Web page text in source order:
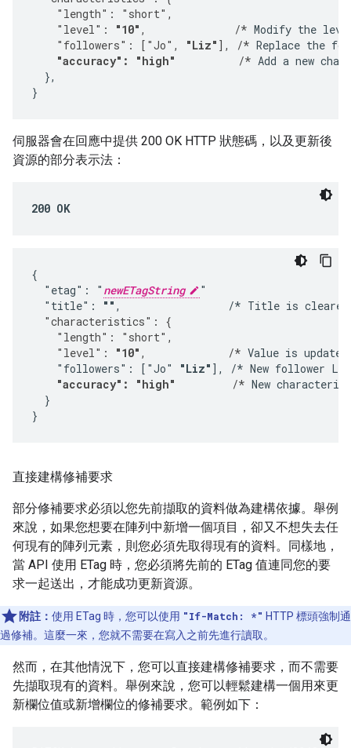
    "length": "short",
    "level":
"10" ,              /* Modify the
    "followers": ["Jo",
"Liz" ], /* Replace the
"accuracy": "high"
          /*
Add a new
  },
}
伺服器會在回應中提供 200 OK HTTP 狀態碼，以及更新後
資源的部分表示法：
200 OK
{
  "etag": "
newETagString
"
  "title":
"" ,                 /* Title is cleared;
  "characteristics": {
    "length": "short",
    "level":
"10" ,             /* Value is
    "followers": ["Jo"
"Liz" ], /* New follower
"accuracy": "high"
         /*
New
  }
}
直接建構修補要求
部分修補要求必須以您先前擷取的資料做為建構依據。舉例
來說，如果您想要在陣列中新增一個項目，卻又不想失去任
何現有的陣列元素，則您必須先取得現有的資料。同樣地，
當 API 使用 ETag 時，您必須將先前的 ETag 值連同您的要
求一起送出，才能成功更新資源。
附註： 使用 ETag 時，您可以使用 "If-Match: *" HTTP 標頭強制通
過修補。這麼一來，您就不需要在寫入之前先進行讀取。
然而，在其他情況下，您可以直接建構修補要求，而不需要
先擷取現有的資料。舉例來說，您可以輕鬆建構一個用來更
新欄位值或新增欄位的修補要求。範例如下：